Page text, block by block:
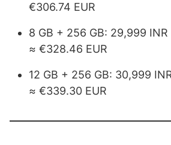
€306.74 EUR
8 GB + 256 GB: 29,999
≈ €328.46 EUR
12 GB + 256 GB: 30,999
≈ €339.30 EUR